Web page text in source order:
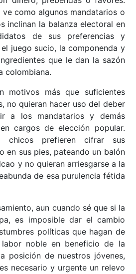
ve como algunos mandatarios o
inclinan la balanza electoral en
de sus preferencias y
juego sucio, la componenda y
que le dan la sazón
colombiana.
motivos más que suficientes
no quieran hacer uso del deber
a los mandatarios y demás
cargos de elección popular.
chicos prefieren cifrar sus
en sus pies, pateando un balón
y no quieran arriesgarse a la
de esa purulencia fétida
aun cuando sé que si la
es imposible dar el cambio
políticas que hagan de
noble en beneficio de la
posición de nuestros jóvenes,
necesario y urgente un relevo